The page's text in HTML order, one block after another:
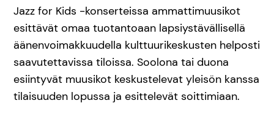
Jazz for Kids -konserteissa ammattimuusikot
esittävät omaa tuotantoaan lapsiystävällisellä
äänenvoimakkuudella kulttuurikeskusten helposti
saavutettavissa tiloissa. Soolona tai duona
esiintyvät muusikot keskustelevat yleisön kanssa
tilaisuuden lopussa ja esittelevät soittimiaan.